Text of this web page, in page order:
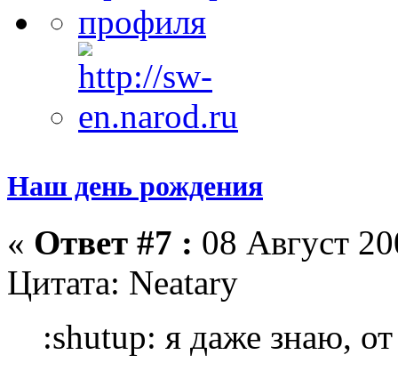
Наш день рождения
« Ответ #7 : 08 Август
Цитата: Neatary
:shutup: я даже знаю,